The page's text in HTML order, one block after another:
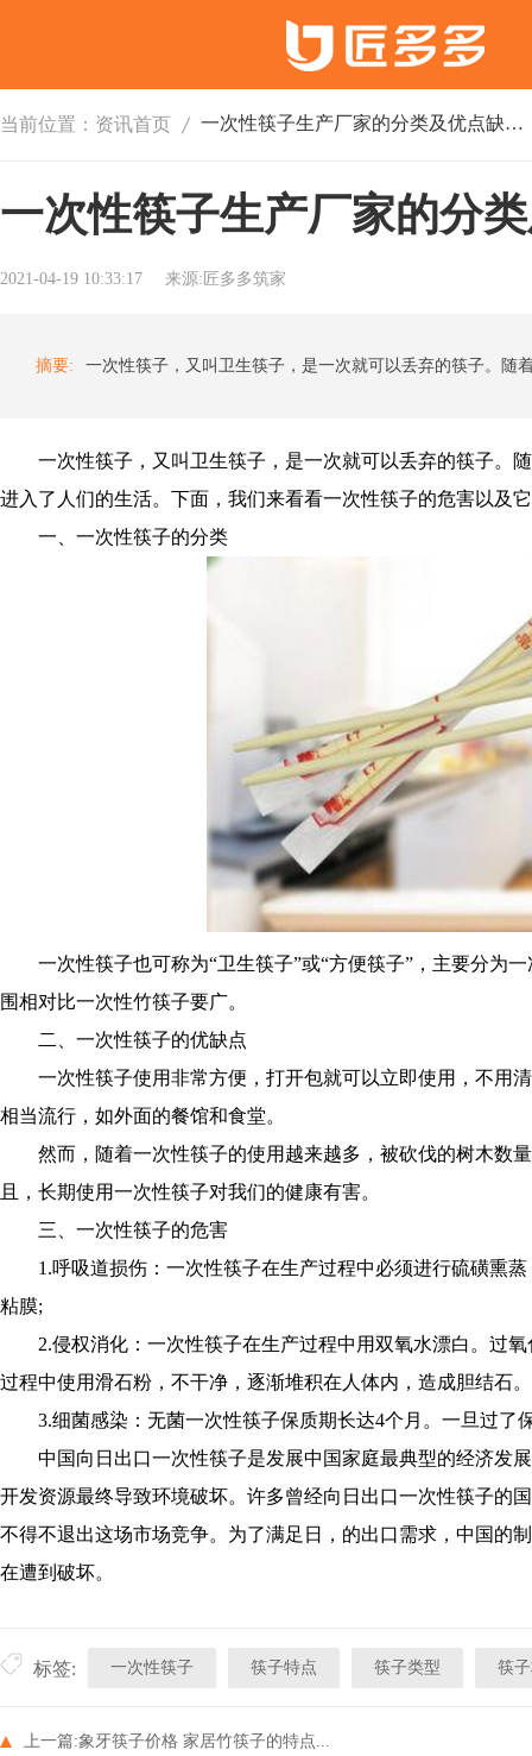
当前位置： 资讯首页 一次性筷子生产厂家的分类及优点缺点 百度筷子
一次性筷子生产厂家的分
2021-04-19 10:33:17 来源:匠多多筑家
摘要:
一次性筷子，又叫卫生筷子，是一次就可以丢弃的筷子。
进入了人们的生活。下面，我们来看看一次性筷子的危害以及
一、一次性筷子的分类
一次性筷子也可称为“卫生筷子”或“方便筷子”，主要分为
围相对比一次性竹筷子要广。
二、一次性筷子的优缺点
一次性筷子使用非常方便，打开包就可以立即使用，不用
相当流行，如外面的餐馆和食堂。
然而，随着一次性筷子的使用越来越多，被砍伐的树木数
且，长期使用一次性筷子对我们的健康有害。
三、一次性筷子的危害
1.呼吸道损伤：一次性筷子在生产过程中必须进行硫磺熏蒸
粘膜;
2.侵权消化：一次性筷子在生产过程中用双氧水漂白。过氧
过程中使用滑石粉，不干净，逐渐堆积在人体内，造成胆结石。
3.细菌感染：无菌一次性筷子保质期长达4个月。一旦过了
中国向日出口一次性筷子是发展中国家庭最典型的经济发
开发资源最终导致环境破坏。许多曾经向日出口一次性筷子的
不得不退出这场市场竞争。为了满足日，的出口需求，中国的
在遭到破坏。
标签: 一次性筷子 筷子特点 筷子类型 筷
上一篇:象牙筷子价格 家居竹筷子的特点...